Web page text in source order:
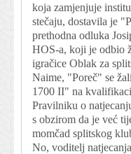
koja zamjenjuje
stečaju, dostavila je
prethodna odluka
HOS-a, koji je odbio
igračice Oblak za
Naime, "Poreč" se
1700 II" na
Pravilniku o
s obzirom da je već
momčad splitskog
No, voditelj